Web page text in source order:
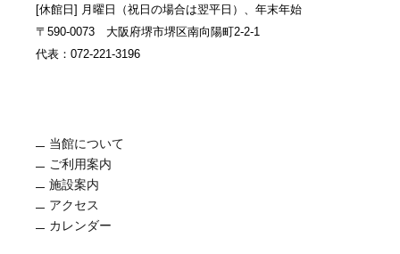
[休館日] 月曜日（祝日の場合は翌平日）、年末年始
〒590-0073 大阪府堺市堺区南向陽町2-2-1
代表：072-221-3196
当館について
ご利用案内
施設案内
アクセス
カレンダー